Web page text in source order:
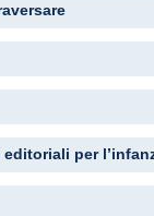
per